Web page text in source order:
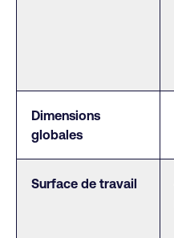
Dimensions
globales
Surface de travail